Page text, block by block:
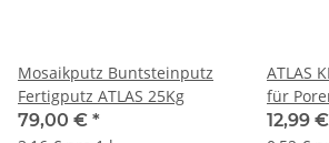
Mosaikputz Buntsteinputz
Fertigputz ATLAS 25Kg
79,00 € *
ATLAS
für
12,99 €